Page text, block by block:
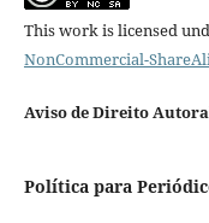
This work is licensed
NonCommercial-
Aviso de Direito
Política para